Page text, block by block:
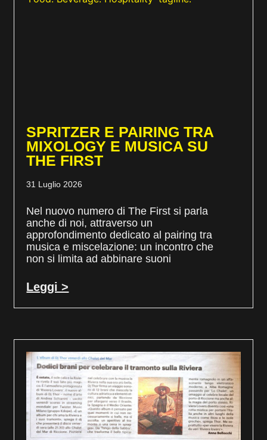
SPRITZER E PAIRING TRA
MIXOLOGY E MUSICA SU
THE FIRST
31 Luglio 2026
Nel nuovo numero di The First si parla
anche di noi, attraverso un
approfondimento dedicato al pairing tra
musica e miscelazione: un incontro che
non si limita ad abbinare suoni
Leggi >